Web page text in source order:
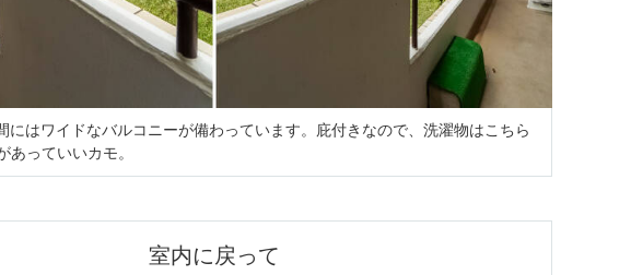
にはワイドなバルコニーが備わっています。庇付きなので、洗濯物はこちら
あっていいカモ。
室内に戻って